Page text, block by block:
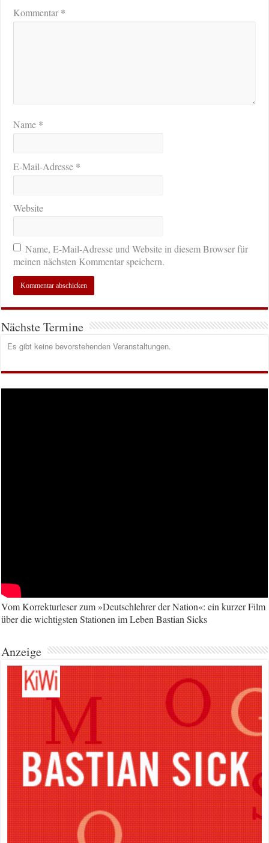
Kommentar*
Name *
E-Mail-Adresse *
Website
Name, E-Mail-Adresse und Website in diesem Browser für
meinen nächsten Kommentar speichern.
Nächste Termine
Es gibt keine bevorstehenden Veranstaltungen.
Vom Korrekturleser zum »Deutschlehrer der Nation«: ein kurzer Film
über die wichtigsten Stationen im Leben Bastian Sicks
Anzeige